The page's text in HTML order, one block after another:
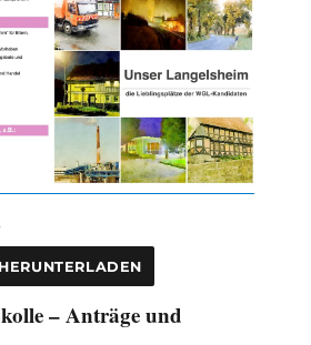
HERUNTERLADEN
– Anträge und